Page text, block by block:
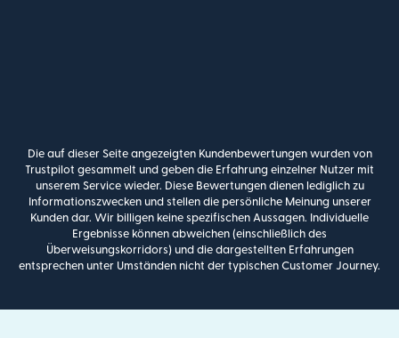
Die auf dieser Seite angezeigten Kundenbewertungen wurden von
Trustpilot gesammelt und geben die Erfahrung einzelner Nutzer mit
unserem Service wieder. Diese Bewertungen dienen lediglich zu
Informationszwecken und stellen die persönliche Meinung unserer
Kunden dar. Wir billigen keine spezifischen Aussagen. Individuelle
Ergebnisse können abweichen (einschließlich des
Überweisungskorridors) und die dargestellten Erfahrungen
entsprechen unter Umständen nicht der typischen Customer Journey.